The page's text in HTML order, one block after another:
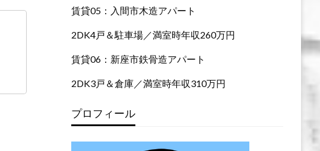
賃貸05：入間市木造アパート
2DK4戸＆駐車場／満室時年収260万円
賃貸06：新座市鉄骨造アパート
2DK3戸＆倉庫／満室時年収310万円
プロフィール